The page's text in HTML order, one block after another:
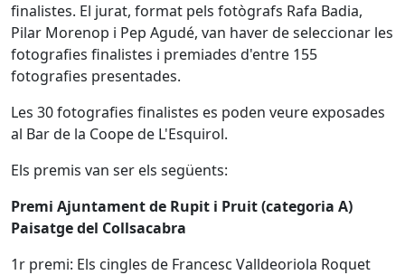
finalistes. El jurat, format pels fotògrafs Rafa Badia,
Pilar Morenop i Pep Agudé, van haver de seleccionar les
fotografies finalistes i premiades d'entre 155
fotografies presentades.
Les 30 fotografies finalistes es poden veure exposades
al Bar de la Coope de L'Esquirol.
Els premis van ser els següents:
Premi Ajuntament de Rupit i Pruit (categoria A)
Paisatge del Collsacabra
1r premi: Els cingles de Francesc Valldeoriola Roquet